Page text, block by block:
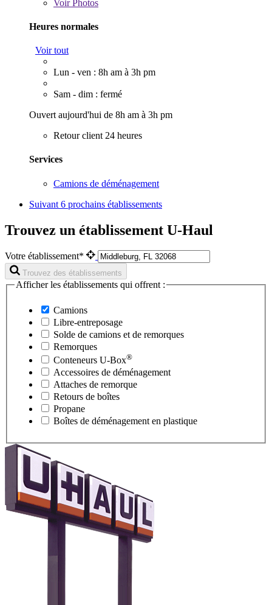
VoirPhotos
Heures normales
Voir tout
Lun - ven : 8h am à 3h pm
Sam - dim : fermé
Ouvert aujourd'hui de 8h am à 3h pm
Retour client 24 heures
Services
Camions de déménagement
Suivant 6 prochains établissements
Trouvez un établissement U-Haul
Votre établissement*
Trouvez des établissements
Afficher les établissements qui offrent :
Camions
Libre-entreposage
Solde de camions et de remorques
Remorques
Conteneurs U-Box®
Accessoires de déménagement
Attaches de remorque
Retours de boîtes
Propane
Boîtes de déménagement en plastique